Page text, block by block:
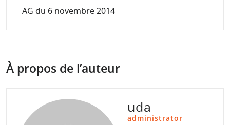
AG du 6 novembre 2014
À propos de l’auteur
uda
administrator